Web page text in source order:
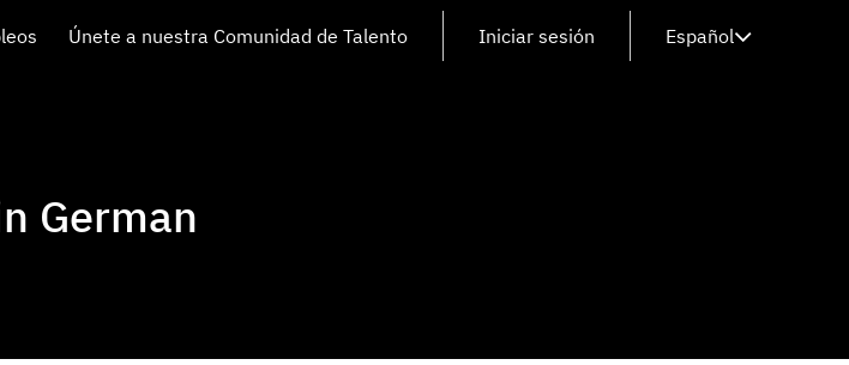
Únete a nuestra Comunidad de Talento Iniciar sesión Español
German